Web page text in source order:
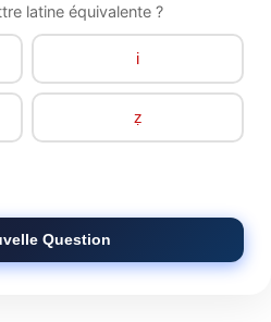
latine équivalente ?
i
ẓ
Question